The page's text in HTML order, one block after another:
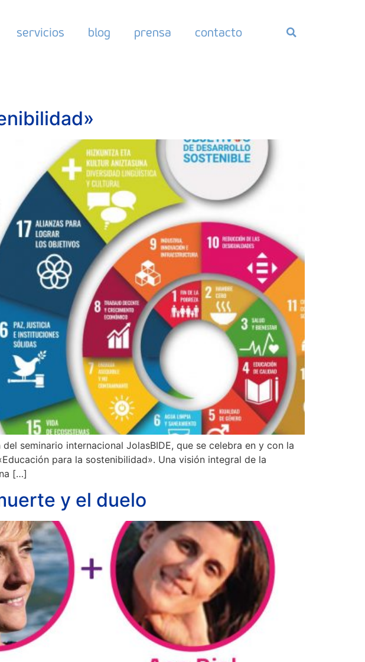
servicios blog prensa contacto
seminario internacional JolasBIDE, que se celebra en y con la
para la sostenibilidad». Una visión integral de la
[…]
y el duelo